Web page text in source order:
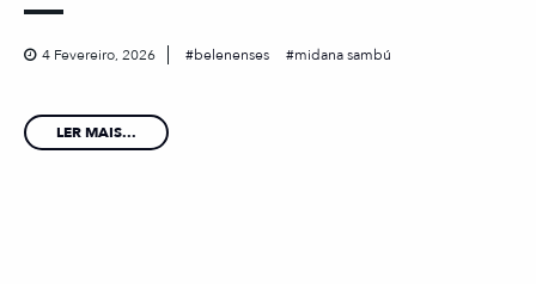
4 Fevereiro, 2026 belenenses midana sambú
LER MAIS...